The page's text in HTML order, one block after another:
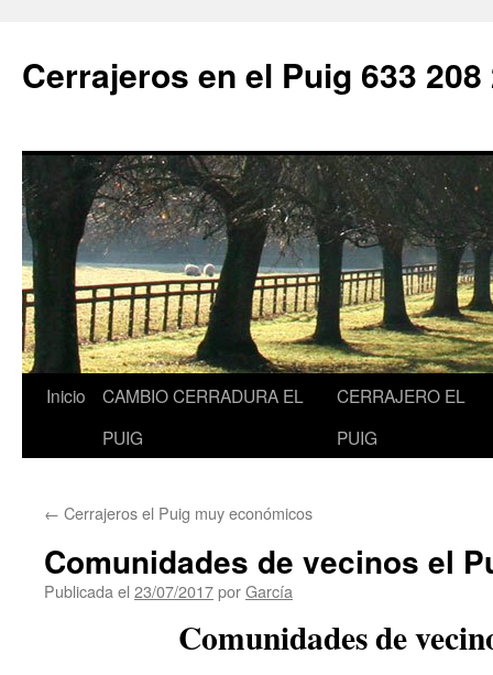
contenido
Cerrajeros en el Puig 633 208
Inicio
CAMBIO CERRADURA EL
PUIG
CERRAJERO EL
PUIG
← Cerrajeros el Puig muy económicos
Comunidades de vecinos el
Publicada el 23/07/2017porGarcía
Comunidades de